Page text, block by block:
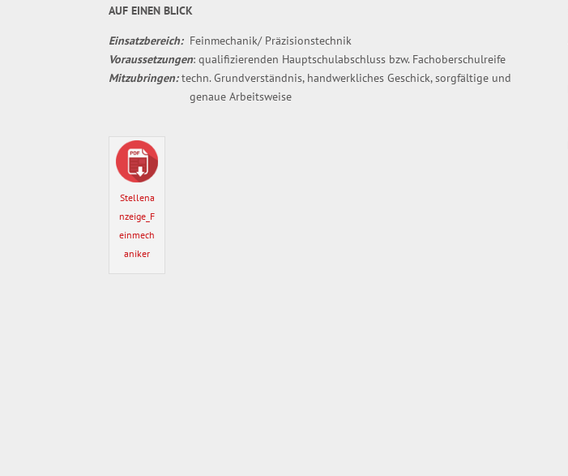
AUF EINEN BLICK
Einsatzbereich: Feinmechanik/ Präzisionstechnik
Voraussetzungen: qualifizierenden Hauptschulabschluss bzw. Fachoberschulreife
Mitzubringen:techn. Grundverständnis, handwerkliches Geschick, sorgfältige und
genaue Arbeitsweise
Stellena
nzeige_F
einmech
aniker